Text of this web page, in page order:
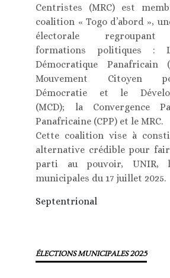
Centristes (MRC) est
coalition « Togo d’abord »,
électorale regroupant
formations politiques :
Démocratique Panafricain
Mouvement Citoyen
Démocratie et le
(MCD); la Convergence
Panafricaine (CPP) et le MRC.
Cette coalition vise à
alternative crédible pour
parti au pouvoir, UNIR,
municipales du 17 juillet 2025.
Septentrional
ÉLECTIONS MUNICIPALES 2025